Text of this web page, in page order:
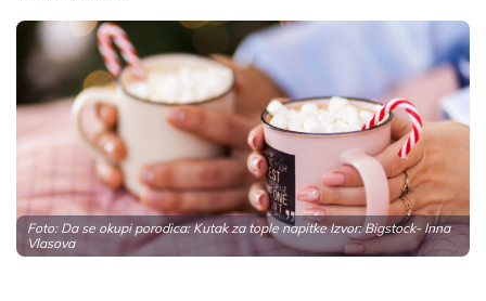
Foto: Da se okupi porodica: Kutak za tople napitke Izvor: Bigstock- Inna
Vlasova